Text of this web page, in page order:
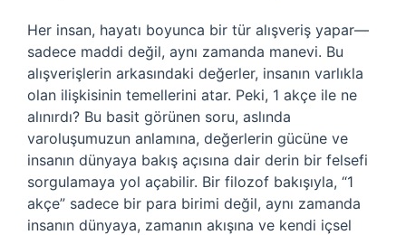
Her insan, hayatı boyunca bir tür alışveriş yapar—
sadece maddi değil, aynı zamanda manevi. Bu
alışverişlerin arkasındaki değerler, insanın varlıkla
olan ilişkisinin temellerini atar. Peki, 1 akçe ile ne
alınırdı? Bu basit görünen soru, aslında
varoluşumuzun anlamına, değerlerin gücüne ve
insanın dünyaya bakış açısına dair derin bir felsefi
sorgulamaya yol açabilir. Bir filozof bakışıyla, “1
akçe” sadece bir para birimi değil, aynı zamanda
insanın dünyaya, zamanın akışına ve kendi içsel